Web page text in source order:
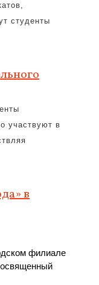
студенты
участвуют в
в
филиале